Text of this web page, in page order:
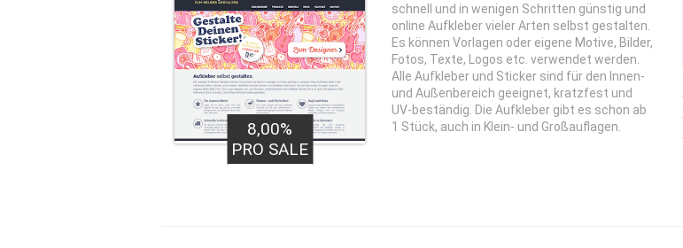
8,00%
PRO SALE
schnell und in wenigen Schritten günstig und
online Aufkleber vieler Arten selbst gestalten.
Es können Vorlagen oder eigene Motive, Bilder,
Fotos, Texte, Logos etc. verwendet werden.
Alle Aufkleber und Sticker sind für den Innen-
und Außenbereich geeignet, kratzfest und
UV-beständig. Die Aufkleber gibt es schon ab
1 Stück, auch in Klein- und Großauflagen.